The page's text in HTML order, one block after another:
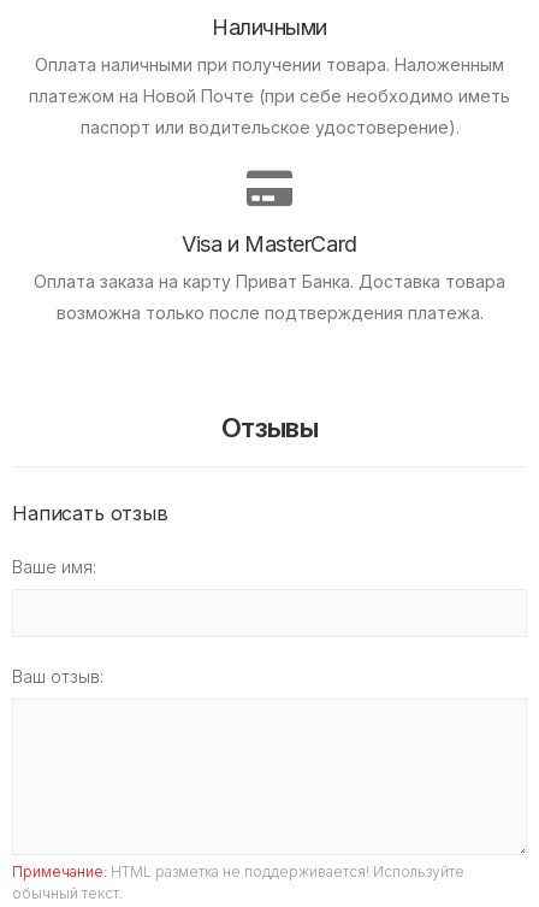
Наличными
Оплата наличными при получении товара. Наложенным
платежом на Новой Почте (при себе необходимо иметь
паспорт или водительское удостоверение).
Visa и MasterCard
Оплата заказа на карту Приват Банка. Доставка товара
возможна только после подтверждения платежа.
Отзывы
Написать отзыв
Ваше имя:
Ваш отзыв:
Примечание: HTML разметка не поддерживается! Используйте
обычный текст.